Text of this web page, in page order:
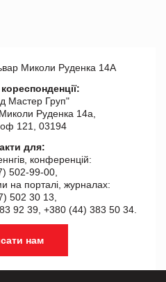
Миколи Руденка 14А
Мастер Груп"
Руденка 14а,
121, 03194
для:
конференцій:
502-99-00,
на порталі, журналах:
502 30 13,
92 39, +380 (44) 383 50 34.
нам